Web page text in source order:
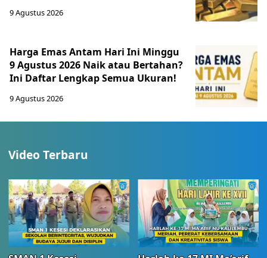
9 Agustus 2026
Harga Emas Antam Hari Ini Minggu
9 Agustus 2026 Naik atau Bertahan?
Ini Daftar Lengkap Semua Ukuran!
9 Agustus 2026
Video Terbaru